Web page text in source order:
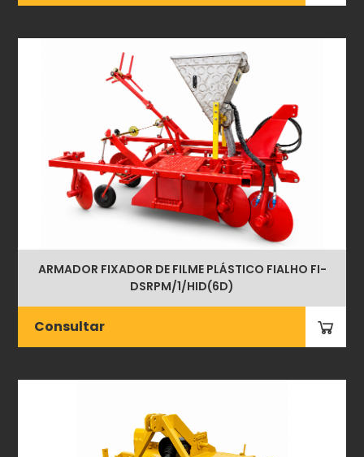
ARMADOR FIXADOR DE FILME PLÁSTICO FIALHO FI-
DSRPM/1/HID(6D)
Consultar